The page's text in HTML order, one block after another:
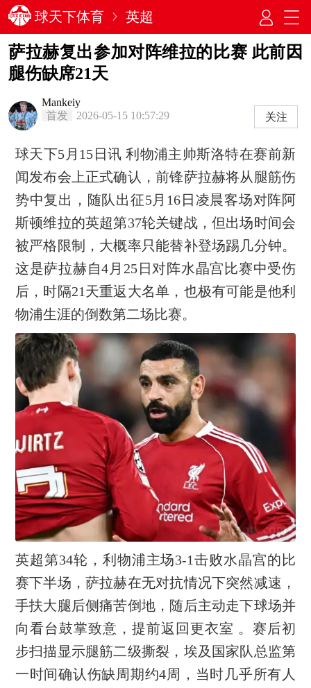
球天下体育 英超
萨拉赫复出参加对阵维拉的比赛 此前因
腿伤缺席21天
Mankeiy
首发
2026-05-15 10:57:29 关注
球天下5月15日讯 利物浦主帅斯洛特在赛前新
闻发布会上正式确认，前锋萨拉赫将从腿筋伤
势中复出，随队出征5月16日凌晨客场对阵阿
斯顿维拉的英超第37轮关键战，但出场时间会
被严格限制，大概率只能替补登场踢几分钟。
这是萨拉赫自4月25日对阵水晶宫比赛中受伤
后，时隔21天重返大名单，也极有可能是他利
物浦生涯的倒数第二场比赛。
英超第34轮，利物浦主场3-1击败水晶宫的比
赛下半场，萨拉赫在无对抗情况下突然减速，
手扶大腿后侧痛苦倒地，随后主动走下球场并
向看台鼓掌致意，提前返回更衣室 。赛后初
步扫描显示腿筋二级撕裂，埃及国家队总监第
一时间确认伤缺周期约4周，当时几乎所有人